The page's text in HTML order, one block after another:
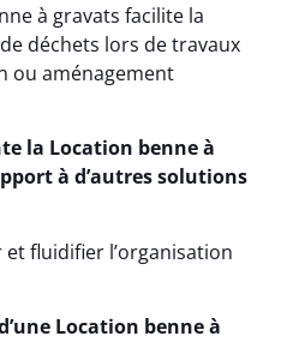
à gravats facilite la
déchets lors de travaux
ou aménagement
la Location benne à
à d’autres solutions
fluidifier l’organisation
Location benne à